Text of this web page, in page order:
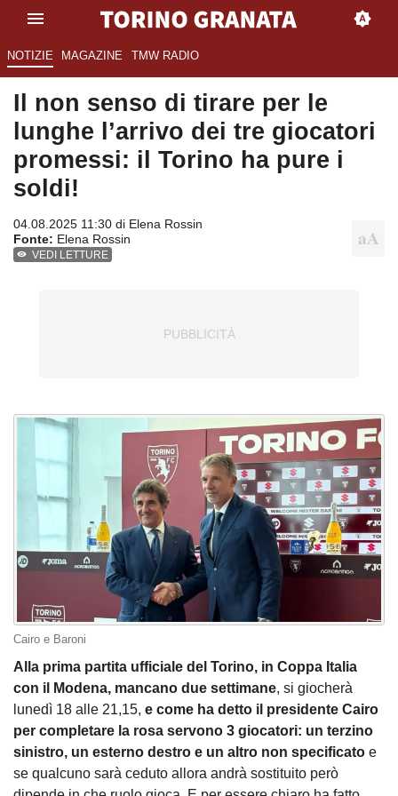
NOTIZIE MAGAZINE TMW RADIO
Il non senso di tirare per le
lunghe l’arrivo dei tre giocatori
promessi: il Torino ha pure i
soldi!
04.08.2025 11:30 di Elena Rossin
Fonte: Elena Rossin
VEDI LETTURE
Cairo e Baroni
Alla prima partita ufficiale del Torino, in Coppa Italia
con il Modena, mancano due settimane, si giocherà
lunedì 18 alle 21,15, e come ha detto il presidente Cairo
per completare la rosa servono 3 giocatori: un terzino
sinistro, un esterno destro e un altro non specificato e
se qualcuno sarà ceduto allora andrà sostituito però